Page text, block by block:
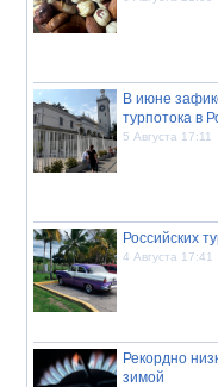
В июне
турпотока в
5 Августа 17:11
Российских
4 Августа 17:41
Рекордно
зимой